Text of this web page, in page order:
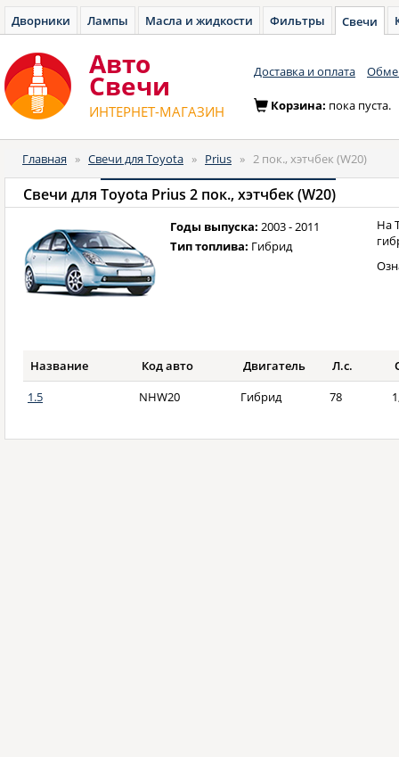
Дворники Лампы Масла и жидкости Фильтры Свечи
Авто
Cвечи
ИНТЕРНЕТ-МАГАЗИН
Доставка и оплата
Корзина: пока пуста.
Главная » Свечи для Toyota » Prius » 2 пок., хэтчбек (W20)
Свечи для Toyota Prius 2 пок., хэтчбек (W20)
Годы выпуска: 2003 - 2011
Тип топлива: Гибрид
На
Название Код авто Двигатель Л.с.
1.5
NHW20 Гибрид 78